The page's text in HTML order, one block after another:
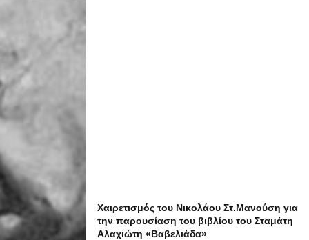
Χαιρετισμός του Νικολάου Στ.Μανούση για
την παρουσίαση του βιβλίου του Σταμάτη
Αλαχιώτη «Βαβελιάδα»